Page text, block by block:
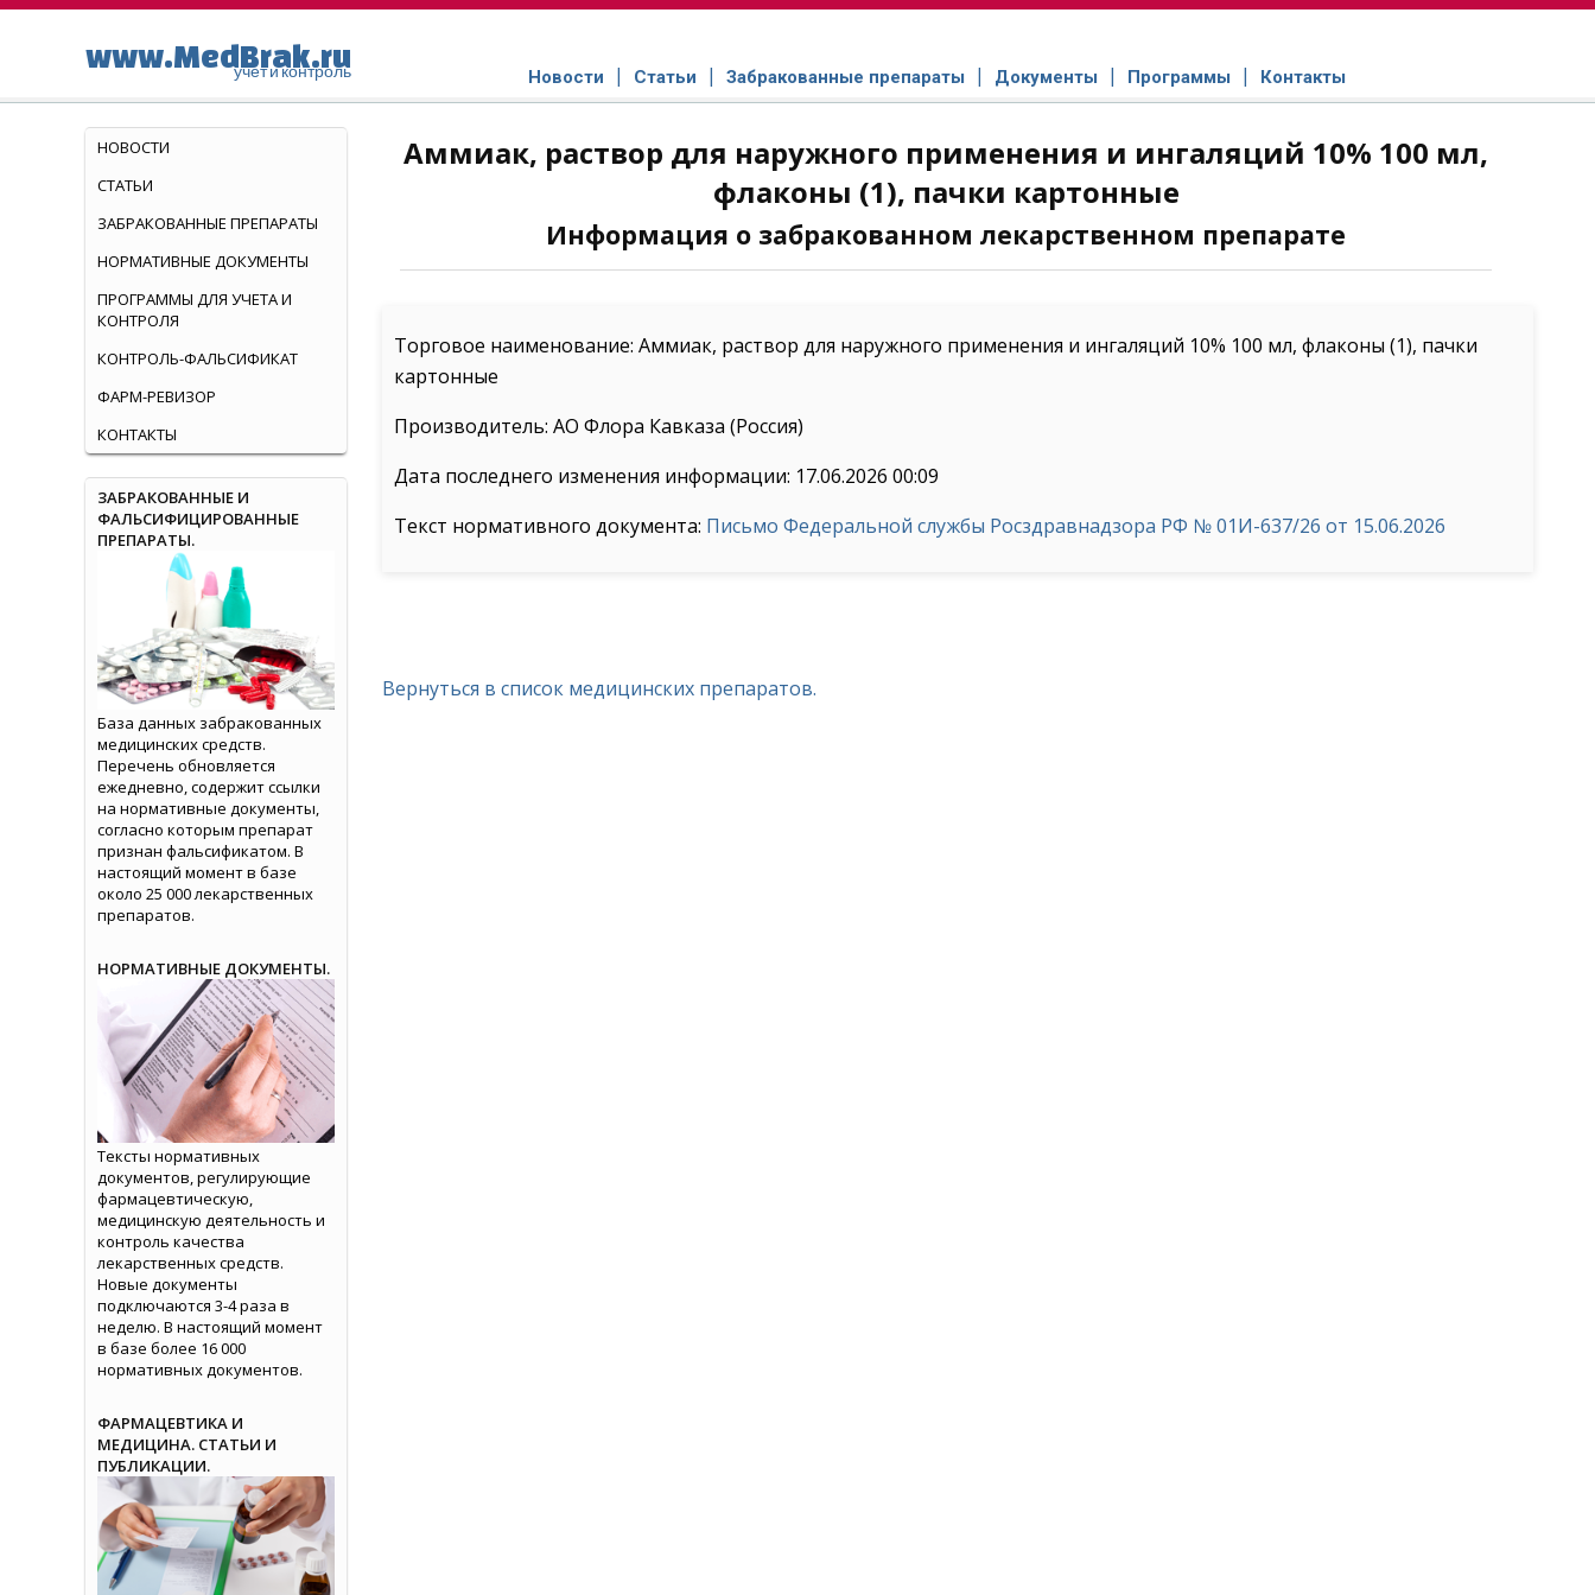
www.MedBrak.ru
учет и контроль Новости Статьи Забракованные препараты Документы Программы Контакты
Аммиак, раствор для наружного применения и ингаляций 10% 100 мл,
флаконы (1), пачки картонные
Информация о забракованном лекарственном препарате
Торговое наименование: Аммиак, раствор для наружного применения и ингаляций 10% 100 мл, флаконы (1), пачки
картонные
Производитель: АО Флора Кавказа (Россия)
Дата последнего изменения информации: 17.06.2026 00:09
Текст нормативного документа: Письмо Федеральной службы Росздравнадзора РФ № 01И-637/26 от 15.06.2026
Вернуться в список медицинских препаратов.
НОВОСТИ
СТАТЬИ
ЗАБРАКОВАННЫЕ ПРЕПАРАТЫ
НОРМАТИВНЫЕ ДОКУМЕНТЫ
ПРОГРАММЫ ДЛЯ УЧЕТА И
КОНТРОЛЯ
КОНТРОЛЬ-ФАЛЬСИФИКАТ
ФАРМ-РЕВИЗОР
КОНТАКТЫ
ЗАБРАКОВАННЫЕ И
ФАЛЬСИФИЦИРОВАННЫЕ
ПРЕПАРАТЫ.
База данных забракованных
медицинских средств.
Перечень обновляется
ежедневно, содержит ссылки
на нормативные документы,
согласно которым препарат
признан фальсификатом. В
настоящий момент в базе
около 25 000 лекарственных
препаратов.
НОРМАТИВНЫЕ ДОКУМЕНТЫ.
Тексты нормативных
документов, регулирующие
фармацевтическую,
медицинскую деятельность и
контроль качества
лекарственных средств.
Новые документы
подключаются 3-4 раза в
неделю. В настоящий момент
в базе более 16 000
нормативных документов.
ФАРМАЦЕВТИКА И
МЕДИЦИНА. СТАТЬИ И
ПУБЛИКАЦИИ.